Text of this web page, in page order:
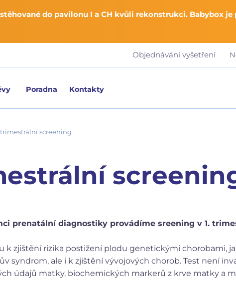
do pavilonu I a CH kvůli rekonstrukci. Babybox je
Objednávání vyšetření
Poradna Kontakty
screening
prenatální diagnostiky provádíme sreening v 1.
k zjištění rizika postižení plodu genetickými chorobami,
syndrom, ale i k zjištění vývojových chorob. Test není
údajů matky, biochemických markerů z krve matky a